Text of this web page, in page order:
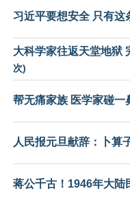
习近平要想安全 只有这
大科学家往返天堂地狱
次)
帮无痛家族 医学家碰一
人民报元旦献辞：卜算
蒋公千古！1946年大陆